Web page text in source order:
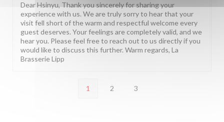
Dear Hsinyu, Thank you sincerely for sharing your
experience with us. We are truly sorry to hear that your
visit fell short of the warm and respectful welcome every
guest deserves. Your feelings are completely valid, and we
hear you. Please feel free to reach out to us directly if you
would like to discuss this further. Warm regards, La
Brasserie Lipp
1 2 3